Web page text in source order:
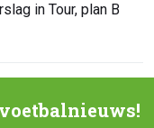
in Tour, plan B